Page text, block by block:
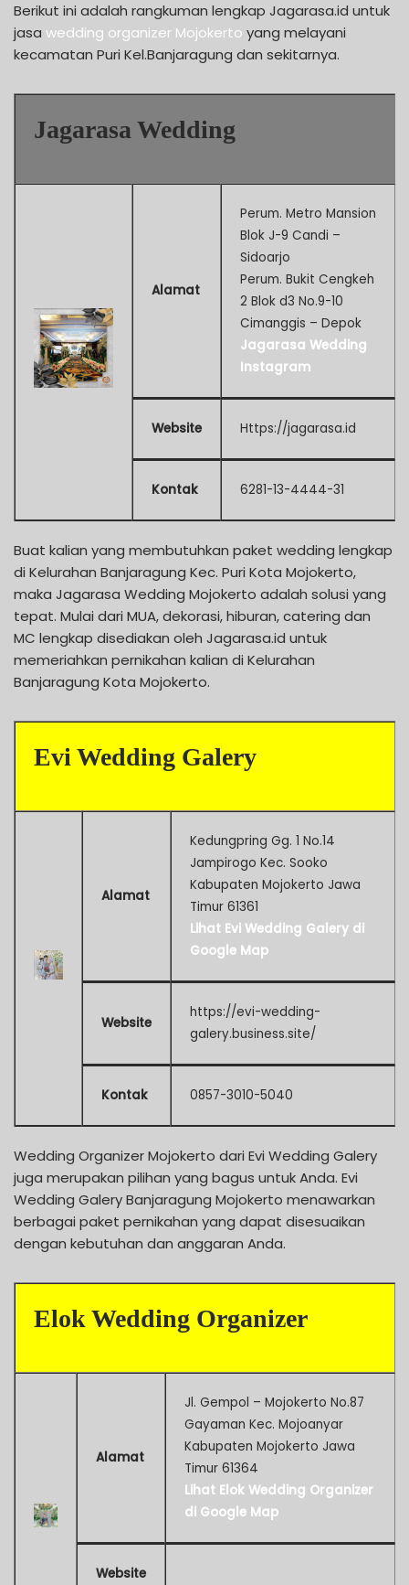
Berikut ini adalah rangkuman lengkap Jagarasa.id untuk
jasa wedding organizer Mojokerto yang melayani
kecamatan Puri Kel.Banjaragung dan sekitarnya.
Jagarasa Wedding
Alamat
Perum. Metro Mansion
Blok J-9 Candi –
Sidoarjo
Perum. Bukit Cengkeh
2 Blok d3 No.9-10
Cimanggis – Depok
Jagarasa Wedding
Instagram
Website Https://jagarasa.id
Kontak 6281-13-4444-31
Buat kalian yang membutuhkan paket wedding lengkap
di Kelurahan Banjaragung Kec. Puri Kota Mojokerto,
maka Jagarasa Wedding Mojokerto adalah solusi yang
tepat. Mulai dari MUA, dekorasi, hiburan, catering dan
MC lengkap disediakan oleh Jagarasa.id untuk
memeriahkan pernikahan kalian di Kelurahan
Banjaragung Kota Mojokerto.
Evi Wedding Galery
Alamat
Kedungpring Gg. 1 No.14
Jampirogo Kec. Sooko
Kabupaten Mojokerto Jawa
Timur 61361
Lihat Evi Wedding Galery di
Google Map
Website
https://evi-wedding-
galery.business.site/
Kontak 0857-3010-5040
Wedding Organizer Mojokerto dari Evi Wedding Galery
juga merupakan pilihan yang bagus untuk Anda. Evi
Wedding Galery Banjaragung Mojokerto menawarkan
berbagai paket pernikahan yang dapat disesuaikan
dengan kebutuhan dan anggaran Anda.
Elok Wedding Organizer
Alamat
Jl. Gempol – Mojokerto No.87
Gayaman Kec. Mojoanyar
Kabupaten Mojokerto Jawa
Timur 61364
Lihat Elok Wedding Organizer
di Google Map
Website